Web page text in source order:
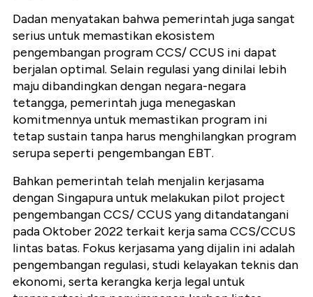
Dadan menyatakan bahwa pemerintah juga sangat
serius untuk memastikan ekosistem
pengembangan program CCS/ CCUS ini dapat
berjalan optimal. Selain regulasi yang dinilai lebih
maju dibandingkan dengan negara-negara
tetangga, pemerintah juga menegaskan
komitmennya untuk memastikan program ini
tetap sustain tanpa harus menghilangkan program
serupa seperti pengembangan EBT.
Bahkan pemerintah telah menjalin kerjasama
dengan Singapura untuk melakukan pilot project
pengembangan CCS/ CCUS yang ditandatangani
pada Oktober 2022 terkait kerja sama CCS/CCUS
lintas batas. Fokus kerjasama yang dijalin ini adalah
pengembangan regulasi, studi kelayakan teknis dan
ekonomi, serta kerangka kerja legal untuk